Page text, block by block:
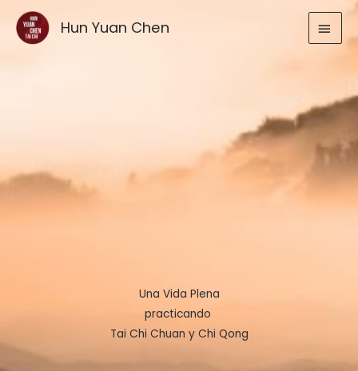
contenido
Hun Yuan Chen
Una Vida Plena
practicando
Tai Chi Chuan y Chi Qong